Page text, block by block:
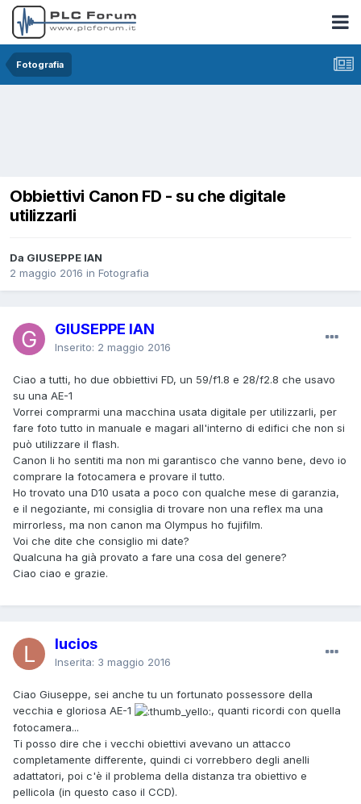
Fotografia
Obbiettivi Canon FD - su che digitale
utilizzarli
Da GIUSEPPE IAN
2 maggio 2016 in Fotografia
GIUSEPPE IAN
Inserito: 2 maggio 2016
Ciao a tutti, ho due obbiettivi FD, un 59/f1.8 e 28/f2.8 che usavo
su una AE-1
Vorrei comprarmi una macchina usata digitale per utilizzarli, per
fare foto tutto in manuale e magari all'interno di edifici che non si
può utilizzare il flash.
Canon li ho sentiti ma non mi garantisco che vanno bene, devo io
comprare la fotocamera e provare il tutto.
Ho trovato una D10 usata a poco con qualche mese di garanzia,
e il negoziante, mi consiglia di trovare non una reflex ma una
mirrorless, ma non canon ma Olympus ho fujifilm.
Voi che dite che consiglio mi date?
Qualcuna ha già provato a fare una cosa del genere?
Ciao ciao e grazie.
lucios
Inserita: 3 maggio 2016
Ciao Giuseppe, sei anche tu un fortunato possessore della
vecchia e gloriosa AE-1
, quanti ricordi con quella
fotocamera...
Ti posso dire che i vecchi obiettivi avevano un attacco
completamente differente, quindi ci vorrebbero degli anelli
adattatori, poi c'è il problema della distanza tra obiettivo e
pellicola (in questo caso il CCD).